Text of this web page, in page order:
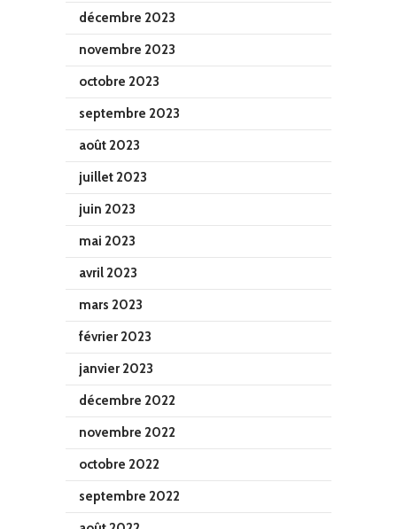
décembre 2023
novembre 2023
octobre 2023
septembre 2023
août 2023
juillet 2023
juin 2023
mai 2023
avril 2023
mars 2023
février 2023
janvier 2023
décembre 2022
novembre 2022
octobre 2022
septembre 2022